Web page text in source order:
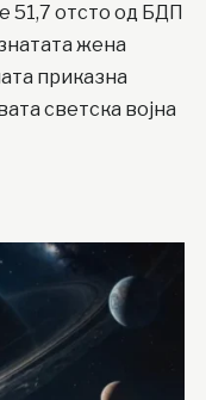
51,7 отсто од БДП
жена
приказна
светска војна